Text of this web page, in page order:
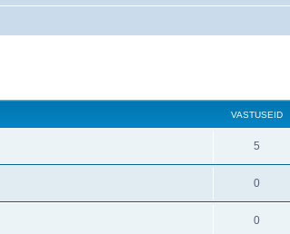
VASTUSEID
5
0
0